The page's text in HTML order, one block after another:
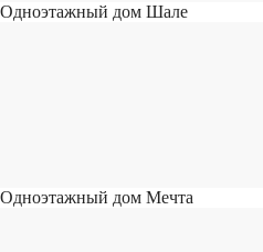
Одноэтажный дом Шале
Одноэтажный дом Мечта